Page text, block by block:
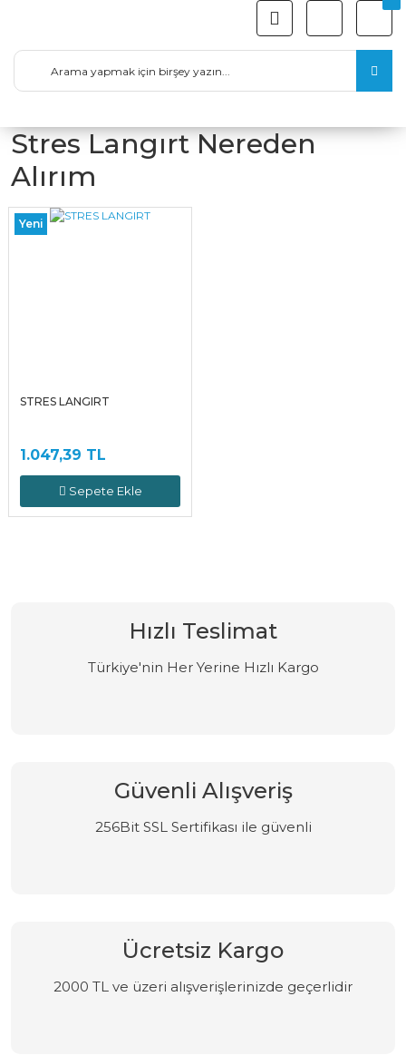
Stres Langırt Nereden
Alırım
Yeni
STRES LANGIRT
1.047,39 TL
Sepete Ekle
Hızlı Teslimat
Türkiye'nin Her Yerine Hızlı Kargo
Güvenli Alışveriş
256Bit SSL Sertifikası ile güvenli
Ücretsiz Kargo
2000 TL ve üzeri alışverişlerinizde geçerlidir